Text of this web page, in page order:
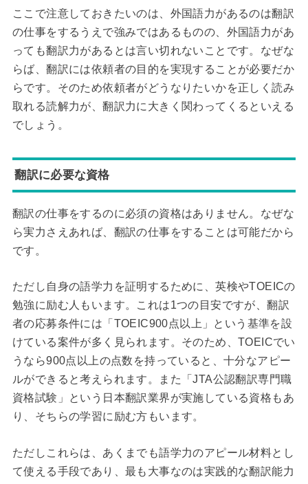
ここで注意しておきたいのは、外国語力があるのは翻訳
の仕事をするうえで強みではあるものの、外国語力があ
っても翻訳力があるとは言い切れないことです。なぜな
らば、翻訳には依頼者の目的を実現することが必要だか
らです。そのため依頼者がどうなりたいかを正しく読み
取れる読解力が、翻訳力に大きく関わってくるといえる
でしょう。
翻訳に必要な資格
翻訳の仕事をするのに必須の資格はありません。なぜな
ら実力さえあれば、翻訳の仕事をすることは可能だから
です。
ただし自身の語学力を証明するために、英検やTOEICの
勉強に励む人もいます。これは1つの目安ですが、翻訳
者の応募条件には「TOEIC900点以上」という基準を設
けている案件が多く見られます。そのため、TOEICでい
うなら900点以上の点数を持っていると、十分なアピー
ルができると考えられます。また「JTA公認翻訳専門職
資格試験」という日本翻訳業界が実施している資格もあ
り、そちらの学習に励む方もいます。
ただしこれらは、あくまでも語学力のアピール材料とし
て使える手段であり、最も大事なのは実践的な翻訳能力